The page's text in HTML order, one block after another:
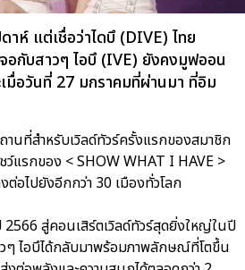
าห์ แต่เชื่อว่าไดบึ (DIVE) ไทย
อกับสาวๆ ไอบึ (IVE) ยังคงมูฟออน
มื่อวันที่ 27 มกราคมที่ผ่านมา ที่อิม
านที่สำหรับเวิลด์ทัวร์ครั้งแรกของสมาชิก
ว์แรกของ < SHOW WHAT I HAVE >
อไปยังอีกกว่า 30 เมืองทั่วโลก
สู่คอนเสิร์ตเวิลด์ทัวร์สุดยิ่งใหญ่ในปี
ๆ ไอบึได้กลับมาพร้อมภาพลักษณ์ที่โตขึ้น